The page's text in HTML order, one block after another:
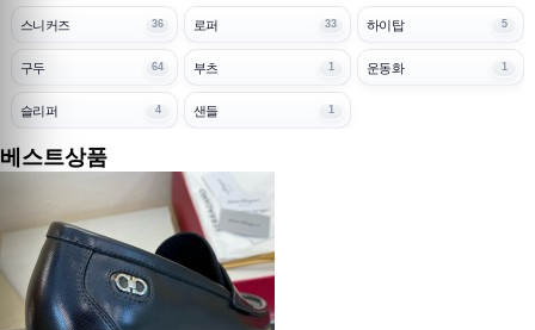
스니커즈 36 로퍼 33 하이탑 5
구두 64 부츠 1 운동화 1
슬리퍼 4 샌들 1
베스트상품